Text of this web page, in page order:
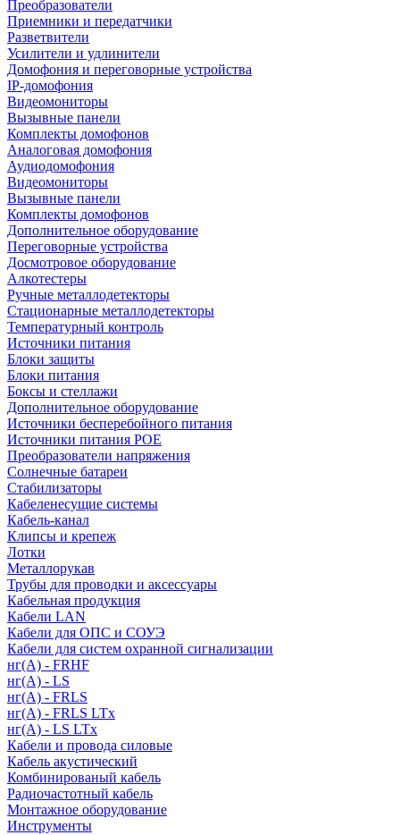
Преобразователи
Приемники и передатчики
Разветвители
Усилители и удлинители
Домофония и переговорные устройства
IP-домофония
Видеомониторы
Вызывные панели
Комплекты домофонов
Аналоговая домофония
Аудиодомофония
Видеомониторы
Вызывные панели
Комплекты домофонов
Дополнительное оборудование
Переговорные устройства
Досмотровое оборудование
Алкотестеры
Ручные металлодетекторы
Стационарные металлодетекторы
Температурный контроль
Источники питания
Блоки защиты
Блоки питания
Боксы и стеллажи
Дополнительное оборудование
Источники бесперебойного питания
Источники питания POE
Преобразователи напряжения
Солнечные батареи
Стабилизаторы
Кабеленесущие системы
Кабель-канал
Клипсы и крепеж
Лотки
Металлорукав
Трубы для проводки и аксессуары
Кабельная продукция
Кабели LAN
Кабели для ОПС и СОУЭ
Кабели для систем охранной сигнализации
нг(A) - FRHF
нг(A) - LS
нг(А) - FRLS
нг(А) - FRLS LTx
нг(А) - LS LTx
Кабели и провода силовые
Кабель акустический
Комбинированый кабель
Радиочастотный кабель
Монтажное оборудование
Инструменты